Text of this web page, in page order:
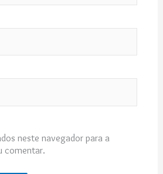
neste navegador para a
comentar.